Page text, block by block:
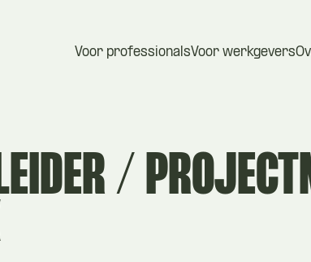
Voor professionalsVoor werkgevers
/